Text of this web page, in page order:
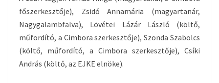
főszerkesztője), Zsidó Annamária (magyartanár,
Nagygalambfalva), Lövétei Lázár László (költő,
műfordító, a Cimbora szerkesztője), Szonda Szabolcs
(költő, műfordító, a Cimbora szerkesztője), Csíki
András (költő, az EJKE elnöke).